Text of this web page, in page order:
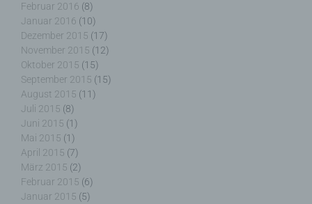
Februar 2016 (8)
Januar 2016 (10)
Dezember 2015 (17)
November 2015 (12)
Oktober 2015 (15)
September 2015 (15)
August 2015 (11)
Juli 2015 (8)
Juni 2015 (1)
Mai 2015 (1)
April 2015 (7)
März 2015 (2)
Februar 2015 (6)
Januar 2015 (5)
h) Auftragsverarbeiter
Auftragsverarbeiter ist eine natürliche oder
juristische Person, Behörde, Einrichtung oder
andere Stelle, die personenbezogene Daten im
Auftrag des Verantwortlichen verarbeitet.
i) Empfänger
Empfänger ist eine natürliche oder juristische